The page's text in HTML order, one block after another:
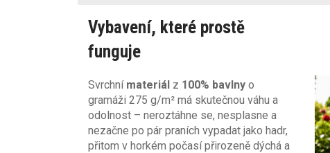
Vybavení, které prostě
funguje
Svrchní materiál z 100% bavlny o
gramáži 275 g/m² má skutečnou váhu a
odolnost – neroztáhne se, nesplasne a
nezačne po pár praních vypadat jako hadr,
přitom v horkém počasí přirozeně dýchá a